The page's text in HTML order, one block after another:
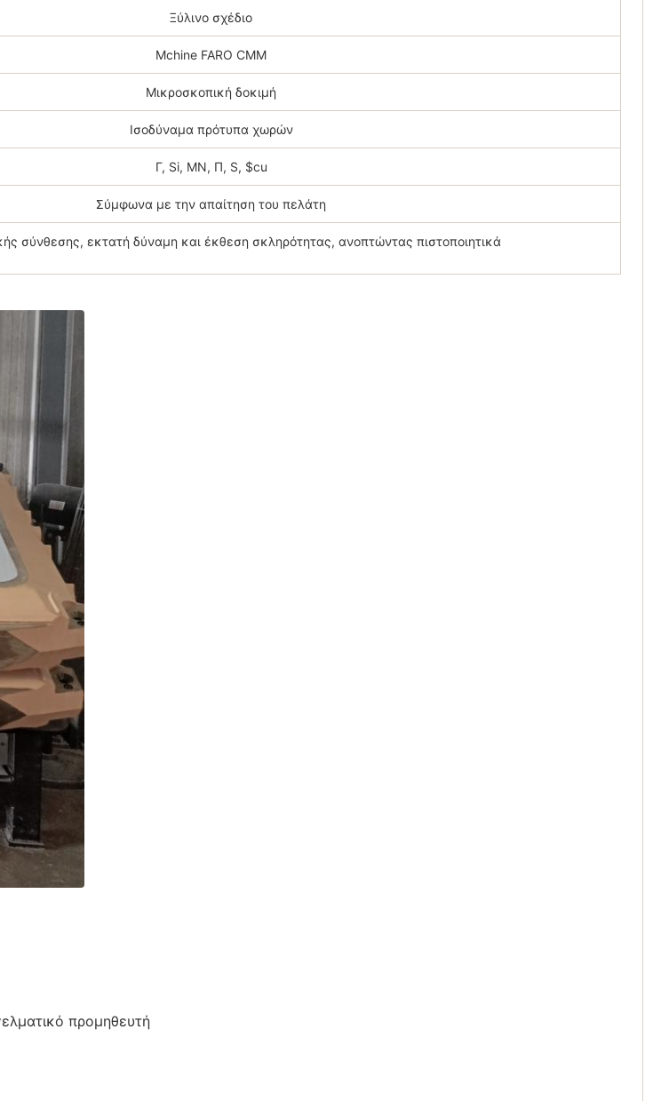
Ξύλινο σχέδιο
Mchine FARO CMM
Μικροσκοπική δοκιμή
Ισοδύναμα πρότυπα χωρών
Γ, Si, ΜΝ, Π, S, $cu
Σύμφωνα με την απαίτηση του πελάτη
σύνθεσης, εκτατή δύναμη και έκθεση σκληρότητας, ανοπτώντας πιστοποιητικά
προμηθευτή